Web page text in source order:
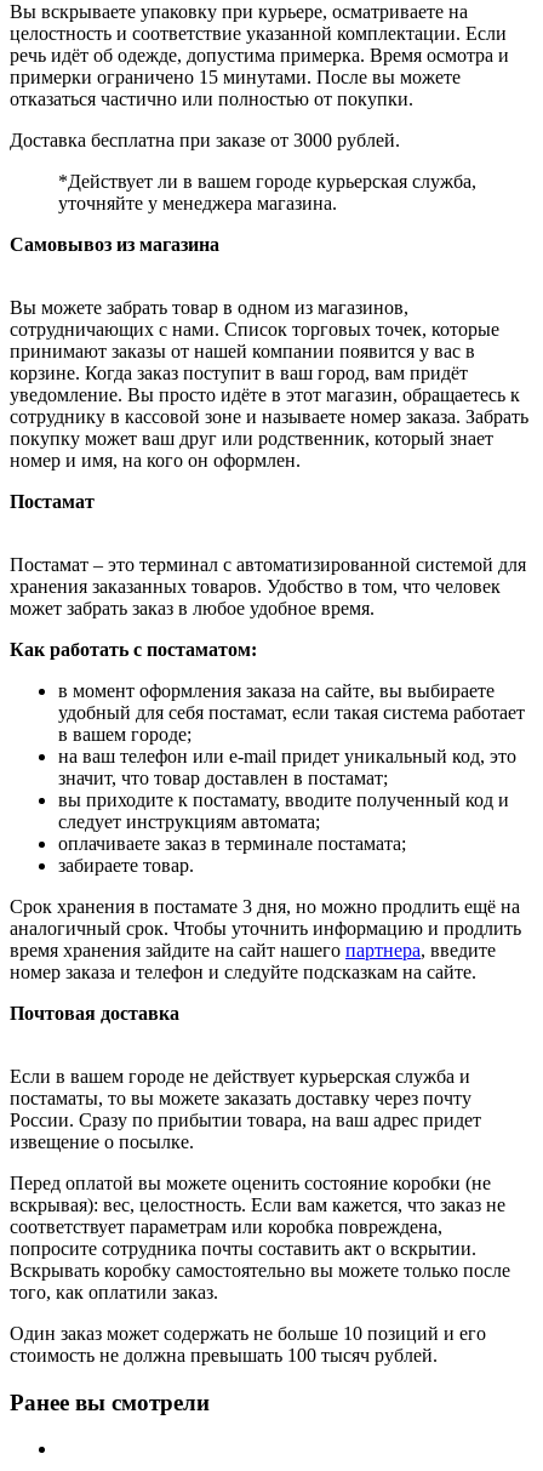
Вы вскрываете упаковку при курьере, осматриваете на
целостность и соответствие указанной комплектации. Если
речь идёт об одежде, допустима примерка. Время осмотра и
примерки ограничено 15 минутами. После вы можете
отказаться частично или полностью от покупки.
Доставка бесплатна при заказе от 3000 рублей.
*Действует ли в вашем городе курьерская служба,
уточняйте у менеджера магазина.
Самовывоз из магазина
Вы можете забрать товар в одном из магазинов,
сотрудничающих с нами. Список торговых точек, которые
принимают заказы от нашей компании появится у вас в
корзине. Когда заказ поступит в ваш город, вам придёт
уведомление. Вы просто идёте в этот магазин, обращаетесь к
сотруднику в кассовой зоне и называете номер заказа. Забрать
покупку может ваш друг или родственник, который знает
номер и имя, на кого он оформлен.
Постамат
Постамат – это терминал с автоматизированной системой для
хранения заказанных товаров. Удобство в том, что человек
может забрать заказ в любое удобное время.
Как работать с постаматом:
в момент оформления заказа на сайте, вы выбираете
удобный для себя постамат, если такая система работает
в вашем городе;
на ваш телефон или e-mail придет уникальный код, это
значит, что товар доставлен в постамат;
вы приходите к постамату, вводите полученный код и
следует инструкциям автомата;
оплачиваете заказ в терминале постамата;
забираете товар.
Срок хранения в постамате 3 дня, но можно продлить ещё на
аналогичный срок. Чтобы уточнить информацию и продлить
время хранения зайдите на сайт нашего партнера, введите
номер заказа и телефон и следуйте подсказкам на сайте.
Почтовая доставка
Если в вашем городе не действует курьерская служба и
постаматы, то вы можете заказать доставку через почту
России. Сразу по прибытии товара, на ваш адрес придет
извещение о посылке.
Перед оплатой вы можете оценить состояние коробки (не
вскрывая): вес, целостность. Если вам кажется, что заказ не
соответствует параметрам или коробка повреждена,
попросите сотрудника почты составить акт о вскрытии.
Вскрывать коробку самостоятельно вы можете только после
того, как оплатили заказ.
Один заказ может содержать не больше 10 позиций и его
стоимость не должна превышать 100 тысяч рублей.
Ранее вы смотрели